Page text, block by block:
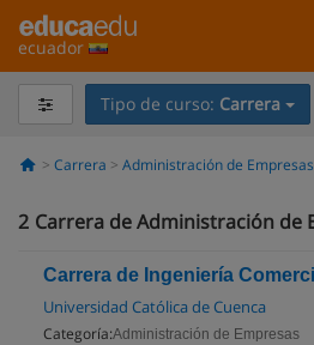
ecuador
Tipo de curso: Carrera
Carrera Administración de Empresas
2 Carrera de Administración de
Carrera de Ingeniería
Universidad Católica de Cuenca
Categoría:Administración de Empresas